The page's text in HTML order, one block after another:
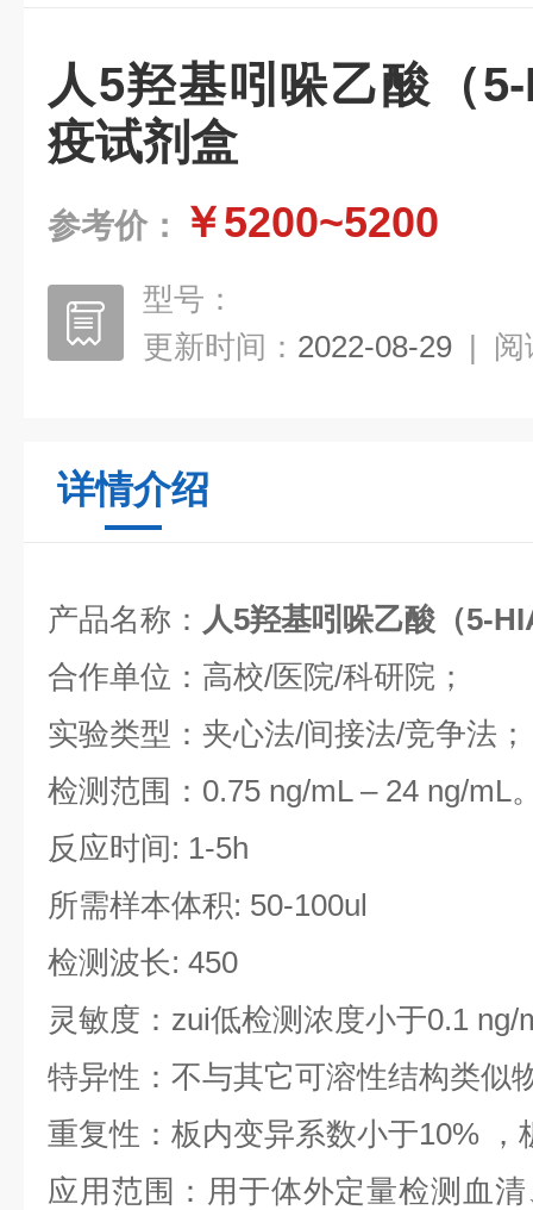
人5羟基吲哚乙酸（
疫试剂盒
参考价： ￥5200~5200
型号：
更新时间： 2022-08-29 | 阅
详情介绍
产品名称： 人5羟基吲哚乙酸（5-
合作单位：高校/医院/科研院；
实验类型：夹心法/间接法/竞争法；
检测范围：0.75 ng/mL – 24 ng/mL
反应时间: 1-5h
所需样本体积: 50-100ul
检测波长: 450
灵敏度：zui低检测浓度小于0.1 ng/
特异性：不与其它可溶性结构类似
重复性：板内变异系数小于10%
应用范围：用于体外定量检测血